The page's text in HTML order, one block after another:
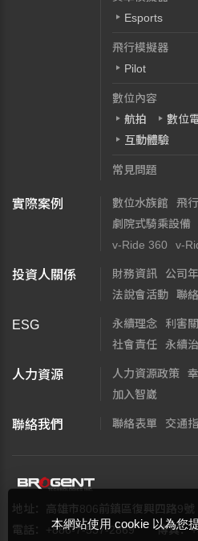
本網站使用 cookie 以為您
Esports
飛行模擬器
Pilot
數位內容
航拍
數位
互動體驗
常見問題
實際案例 數位水族館 飛
劇院式騎乘設備
v-Ride 360
v-
投資人關係 財務資訊 公司
法說會活動
聯
ESG 永續理念 利害
社會責任
永續
人力資源 人力資源政策
加入智崴
聯絡我們 聯絡表單 交通指
地址：高雄市806前鎮區復興四路9號
電話：+886-7-537-2869
傳真：